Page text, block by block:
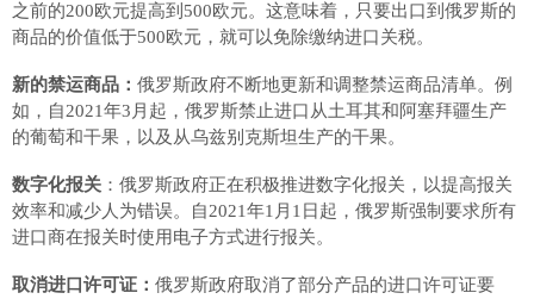
之前的200欧元提高到500欧元。这意味着，只要出口到俄罗斯的
商品的价值低于500欧元，就可以免除缴纳进口关税。
新的禁运商品： 俄罗斯政府不断地更新和调整禁运商品清单。例
如，自2021年3月起，俄罗斯禁止进口从土耳其和阿塞拜疆生产
的葡萄和干果，以及从乌兹别克斯坦生产的干果。
数字化报关 ：俄罗斯政府正在积极推进数字化报关，以提高报关
效率和减少人为错误。自2021年1月1日起，俄罗斯强制要求所有
进口商在报关时使用电子方式进行报关。
取消进口许可证： 俄罗斯政府取消了部分产品的进口许可证要